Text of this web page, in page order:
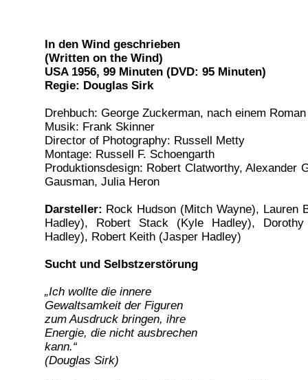
In den Wind geschrieben
(Written on the Wind)
USA 1956, 99 Minuten (DVD: 95 Minuten)
Regie: Douglas Sirk
Drehbuch: George Zuckerman, nach einem
Musik: Frank Skinner
Director of Photography: Russell Metty
Montage: Russell F. Schoengarth
Produktionsdesign: Robert Clatworthy, Alexander
Gausman, Julia Heron
Darsteller: Rock Hudson (Mitch Wayne), Lauren
Hadley), Robert Stack (Kyle Hadley),
Hadley), Robert Keith (Jasper Hadley)
Sucht und Selbstzerstörung
„Ich wollte die innere
Gewaltsamkeit der Figuren
zum Ausdruck bringen, ihre
Energie, die nicht ausbrechen
kann.“
(Douglas Sirk)